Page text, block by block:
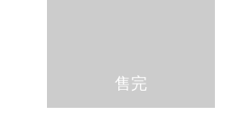
售完